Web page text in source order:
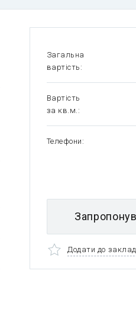
Загальна
вартість
Вартість
за кв.м.
Телефони
Додати до